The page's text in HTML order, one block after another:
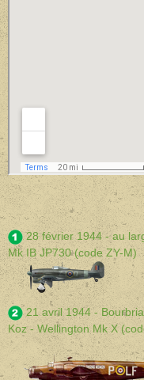
28 février 1944 - au
Mk IB JP730 (code ZY-M)
21 avril 1944 -
Koz - Wellington Mk X